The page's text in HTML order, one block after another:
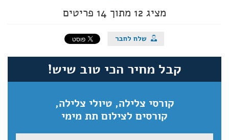
מציג 12 מתוך 14 פריטים
קבל מחיר הכי טוב שיש!
קורסי צלילה, טיולי צלילה,
קורסים לצילום תת מימי